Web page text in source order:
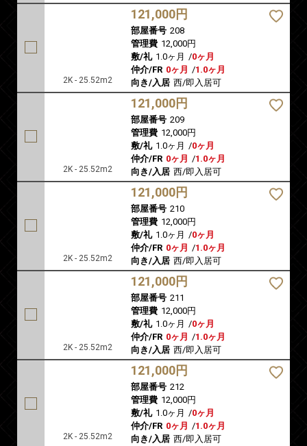
2K - 25.52m2
121,000円
部屋番号 208
管理費 12,000円
敷/礼 1.0ヶ月 /0ヶ月
仲介/FR 0ヶ月 /1.0ヶ月
向き/入居 西/即入居可
2K - 25.52m2
121,000円
部屋番号 209
管理費 12,000円
敷/礼 1.0ヶ月 /0ヶ月
仲介/FR 0ヶ月 /1.0ヶ月
向き/入居 西/即入居可
2K - 25.52m2
121,000円
部屋番号 210
管理費 12,000円
敷/礼 1.0ヶ月 /0ヶ月
仲介/FR 0ヶ月 /1.0ヶ月
向き/入居 西/即入居可
2K - 25.52m2
121,000円
部屋番号 211
管理費 12,000円
敷/礼 1.0ヶ月 /0ヶ月
仲介/FR 0ヶ月 /1.0ヶ月
向き/入居 西/即入居可
2K - 25.52m2
121,000円
部屋番号 212
管理費 12,000円
敷/礼 1.0ヶ月 /0ヶ月
仲介/FR 0ヶ月 /1.0ヶ月
向き/入居 西/即入居可